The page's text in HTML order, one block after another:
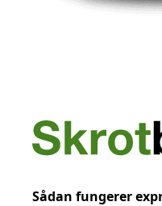
Sådan fungerer